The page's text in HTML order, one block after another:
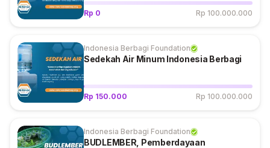
Rp 0 Rp 100.000.000
Indonesia Berbagi Foundation
Sedekah Air Minum Indonesia Berbagi
Rp 150.000 Rp 100.000.000
Indonesia Berbagi Foundation
BUDLEMBER, Pemberdayaan